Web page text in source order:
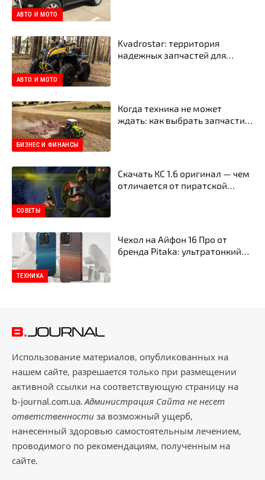
АВТО И МОТО
АВТО И МОТО
Kvadrostar: территория
надежных запчастей для
БИЗНЕС И ФИНАНСЫ
Когда техника не может
ждать: как выбрать запчасти
СОВЕТЫ
Скачать КС 1.6 оригинал — чем
отличается от пиратской
ТЕХНИКА
Чехол на Айфон 16 Про от
бренда Pitaka: ультратонкий
Использование материалов, опубликованных на
нашем сайте, разрешается только при размещении
активной ссылки на соответствующую страницу на
b-journal.com.ua. Администрация Сайта не несет
ответственности за возможный ущерб,
нанесенный здоровью самостоятельным лечением,
проводимого по рекомендациям, полученным на
сайте.